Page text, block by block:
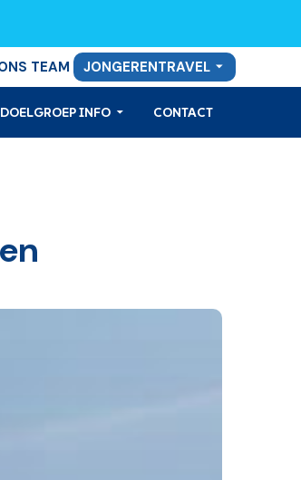
TEAM JONGERENTRAVEL
DOELGROEP INFO CONTACT